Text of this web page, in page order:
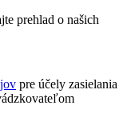
prehlad o našich
pre účely zasielania